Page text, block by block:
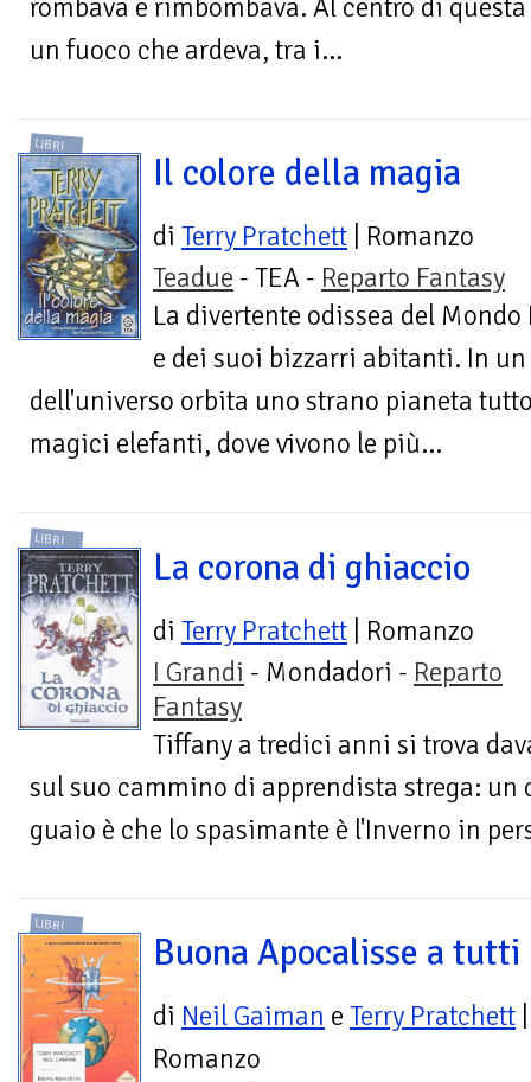
rombava e rimbombava. Al centro di
un fuoco che ardeva, tra i...
LIBRI
Il colore della magia
di Terry Pratchett | Romanzo
Teadue - TEA - Reparto Fantasy
La divertente odissea del Mondo
e dei suoi bizzarri abitanti. In
dell'universo orbita uno strano pianeta
magici elefanti, dove vivono le più...
LIBRI
La corona di ghiaccio
di Terry Pratchett | Romanzo
I Grandi - Mondadori - Reparto
Fantasy
Tiffany a tredici anni si trova
sul suo cammino di apprendista strega:
guaio è che lo spasimante è l'Inverno in
LIBRI
Buona Apocalisse a tutti
di Neil Gaiman e Terry Pratchett
Romanzo